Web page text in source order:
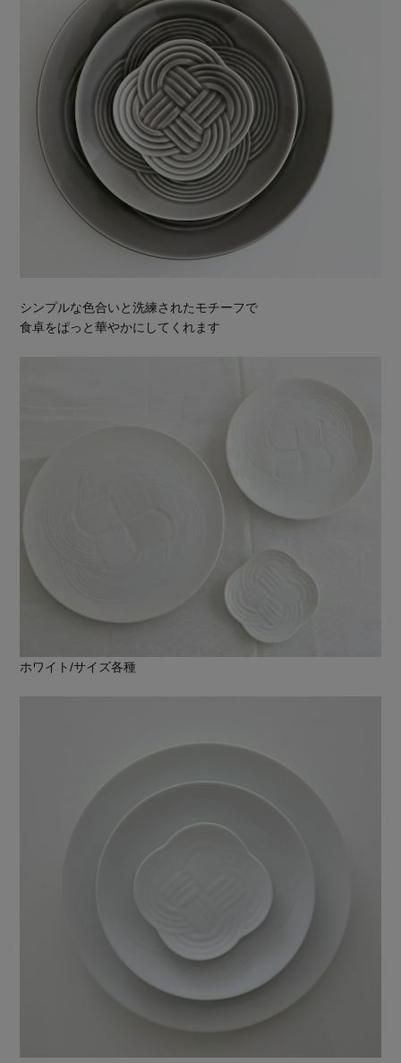
シンプルな色合いと洗練されたモチーフで
食卓をぱっと華やかにしてくれます
ホワイト/サイズ各種